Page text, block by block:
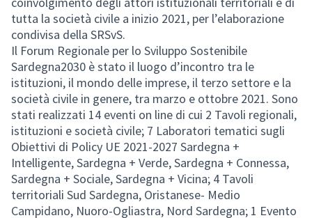
tutta la società civile a inizio 2021, per l’elaborazione
condivisa della SRSvS.
Il Forum Regionale per lo Sviluppo Sostenibile
Sardegna2030 è stato il luogo d’incontro tra le
istituzioni, il mondo delle imprese, il terzo settore e la
società civile in genere, tra marzo e ottobre 2021. Sono
stati realizzati 14 eventi on line di cui 2 Tavoli regionali,
istituzioni e società civile; 7 Laboratori tematici sugli
Obiettivi di Policy UE 2021-2027 Sardegna +
Intelligente, Sardegna + Verde, Sardegna + Connessa,
Sardegna + Sociale, Sardegna + Vicina; 4 Tavoli
territoriali Sud Sardegna, Oristanese- Medio
Campidano, Nuoro-Ogliastra, Nord Sardegna; 1 Evento